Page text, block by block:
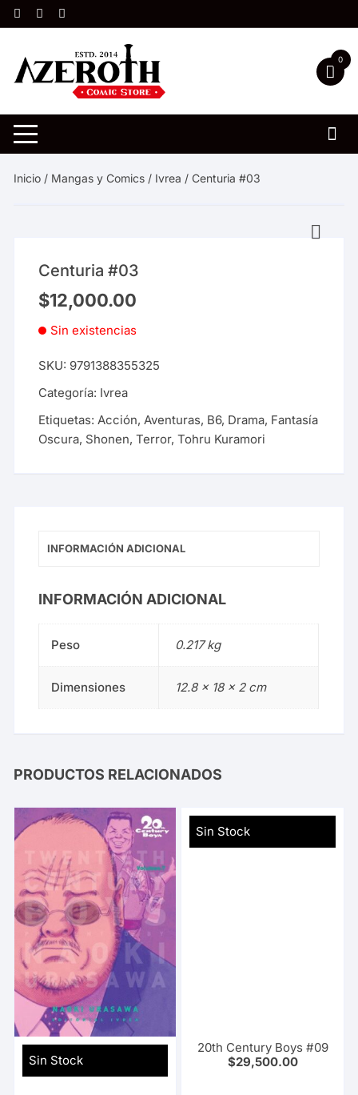
Saltar
al
0
Inicio / Mangas y Comics / Ivrea / Centuria #03
Centuria #03
$12,000.00
Sin existencias
SKU: 9791388355325
Categoría: Ivrea
Etiquetas:Acción,Aventuras, B6, Drama, Fantasía
Oscura, Shonen,Terror,Tohru Kuramori
INFORMACIÓN ADICIONAL
INFORMACIÓN ADICIONAL
Peso 0.217 kg
Dimensiones 12.8 × 18 × 2 cm
PRODUCTOS RELACIONADOS
Sin Stock
Sin Stock
20th Century Boys #09
$29,500.00